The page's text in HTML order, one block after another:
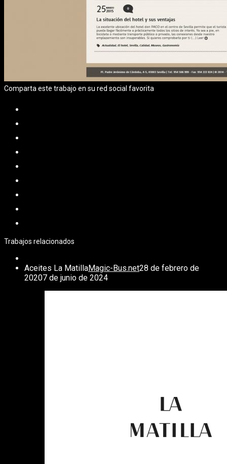
Comparta este trabajo en su red social favorita
Trabajos relacionados
Aceites La MatillaMagic-Bus.net28 de febrero de
20207 de junio de 2024